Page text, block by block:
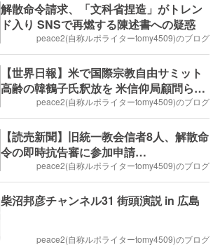
解散命令請求、「文科省捏造」がトレン
ド入り SNSで再燃する陳述書への疑惑
peace2(自称ルポライターtomy4509)のブログ
【世界日報】米で国際宗教自由サミット
高齢の韓鶴子氏釈放を 米信仰局顧問ら懸
peace2(自称ルポライターtomy4509)のブログ
【読売新聞】旧統一教会信者8人、解散命
令の即時抗告審に参加申請…
peace2(自称ルポライターtomy4509)のブログ
柴沼邦彦チャンネル31 街頭演説 in 広島
peace2(自称ルポライターtomy4509)のブログ